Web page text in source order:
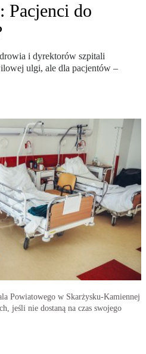
do
i dyrektorów szpitali
ulgi, ale dla pacjentów –
Powiatowego w Skarżysku-Kamiennej
jeśli nie dostaną na czas swojego